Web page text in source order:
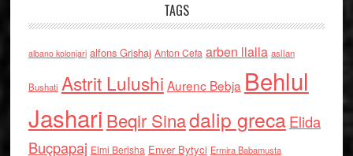
TAGS
albano kolonjari alfons Grishaj Anton Cefa arben llalla asllan
Bushati Astrit Lulushi Aurenc Bebja Behlul
Jashari Beqir Sinadalip grecaElida
Buçpapaj Elmi Berisha Enver Bytyci Ermira Babamusta